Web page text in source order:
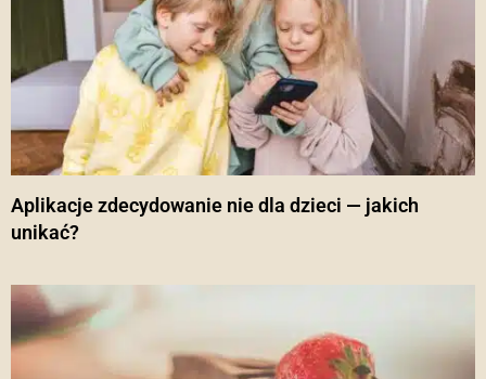
Aplikacje zdecydowanie nie dla dzieci — jakich
unikać?